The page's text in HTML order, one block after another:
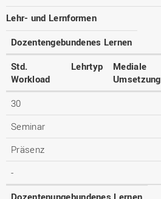
Lehr- und Lernformen
Dozentengebundenes Lernen
Std.
Workload
Lehrtyp
Mediale
Umsetzung
30
Seminar
Präsenz
-
Dozentenungebundenes Lernen